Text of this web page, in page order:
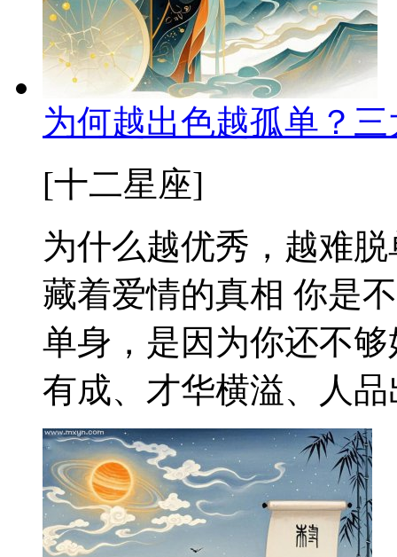
为何越出色越孤单？
[十二星座]
为什么越优秀，越难
藏着爱情的真相 你是
单身，是因为你还不
有成、才华横溢、人